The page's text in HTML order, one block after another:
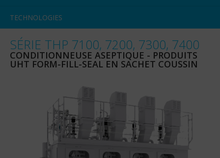
TECHNOLOGIES
SÉRIE THP 7100, 7200, 7300, 7400
CONDITIONNEUSE ASEPTIQUE - PRODUITS
UHT FORM-FILL-SEAL EN SACHET COUSSIN